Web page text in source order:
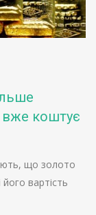
вже коштує
що золото
вартість